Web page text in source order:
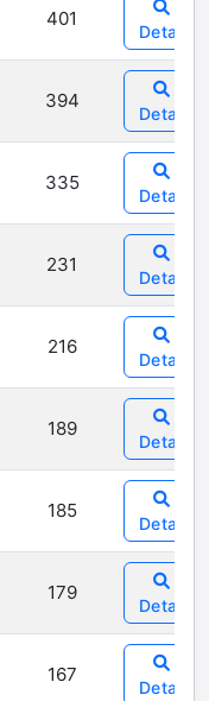
401
Detail
394
Detail
335
Detail
231
Detail
216
Detail
189
Detail
185
Detail
179
Detail
167
Detail